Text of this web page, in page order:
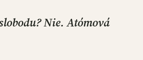
Nie. Atómová